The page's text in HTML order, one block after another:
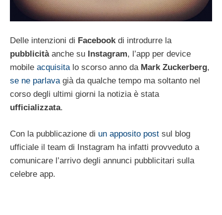
Delle intenzioni di Facebookdi introdurre la
pubblicitàanche su Instagram, l’app per device
mobile acquisitalo scorso anno da Mark Zuckerberg,
se ne parlavagià da qualche tempo ma soltanto nel
corso degli ultimi giorni la notizia è stata
ufficializzata.
Con la pubblicazione di un apposito post sul blog
ufficiale il team di Instagram ha infatti provveduto a
comunicare l’arrivo degli annunci pubblicitari sulla
celebre app.